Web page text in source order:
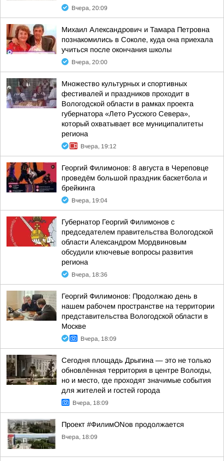
Вчера, 20:09
Михаил Александрович и Тамара Петровна
познакомились в Соколе, куда она приехала
учиться после окончания школы
Вчера, 20:00
Множество культурных и спортивных
фестивалей и праздников проходит в
Вологодской области в рамках проекта
губернатора «Лето Русского Севера»,
который охватывает все муниципалитеты
региона
Вчера, 19:12
Георгий Филимонов: 8 августа в Череповце
проведём большой праздник баскетбола и
брейкинга
Вчера, 19:04
Губернатор Георгий Филимонов с
председателем правительства Вологодской
области Александром Мордвиновым
обсудили ключевые вопросы развития
региона
Вчера, 18:36
Георгий Филимонов: Продолжаю день в
нашем рабочем пространстве на территории
представительства Вологодской области в
Москве
Вчера, 18:09
Сегодня площадь Дрыгина — это не только
обновлённая территория в центре Вологды,
но и место, где проходят значимые события
для жителей и гостей города
Вчера, 18:09
Проект #ФилимONов продолжается
Вчера, 18:09